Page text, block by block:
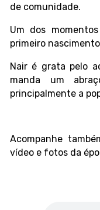
de comunidade.
Um dos
primeiro
Nair é grata pelo
manda um
principalmente a
Acompanhe
vídeo e fotos da